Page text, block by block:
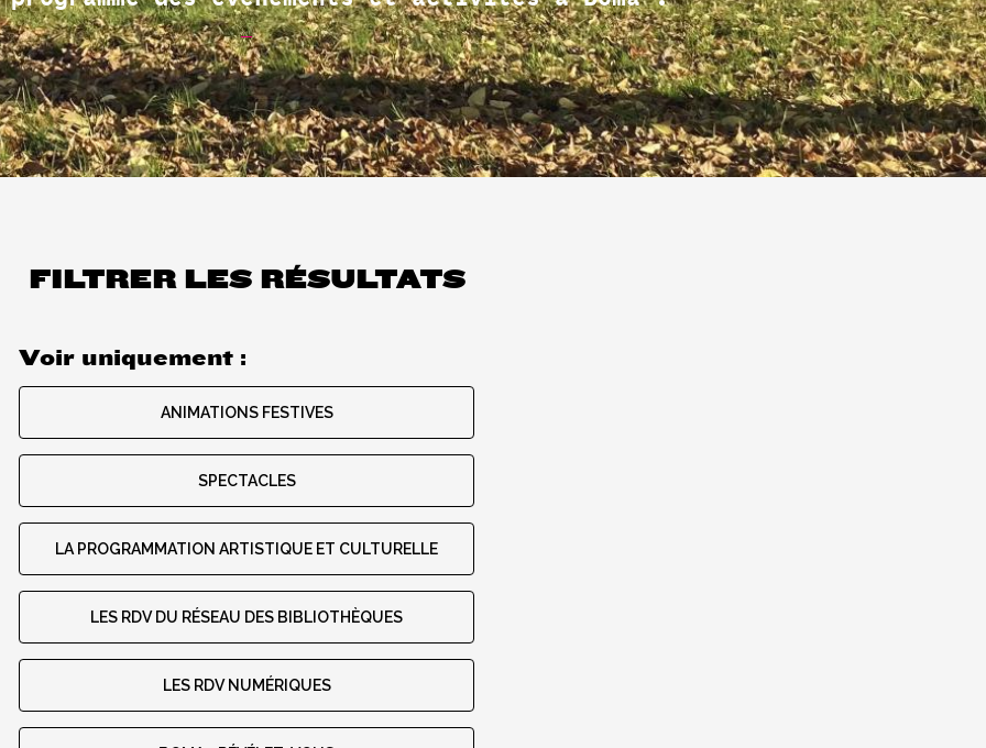
Spécial Jeune public
BiblioGironde
Accueil de groupes
Télétravail
Location de salles
Contact
FILTRER LES RÉSULTATS
Voir uniquement :
ANIMATIONS FESTIVES
SPECTACLES
LA PROGRAMMATION ARTISTIQUE ET CULTURELLE
LES RDV DU RÉSEAU DES BIBLIOTHÈQUES
LES RDV NUMÉRIQUES